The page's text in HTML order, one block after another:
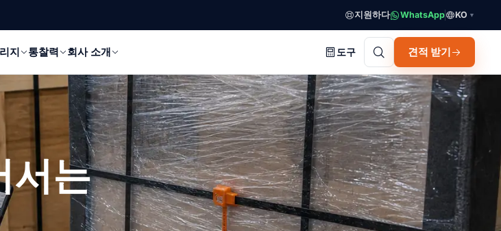
지원하다 WhatsApp KO ▼
지 통찰력 회사 소개 도구 견적 받기
서는